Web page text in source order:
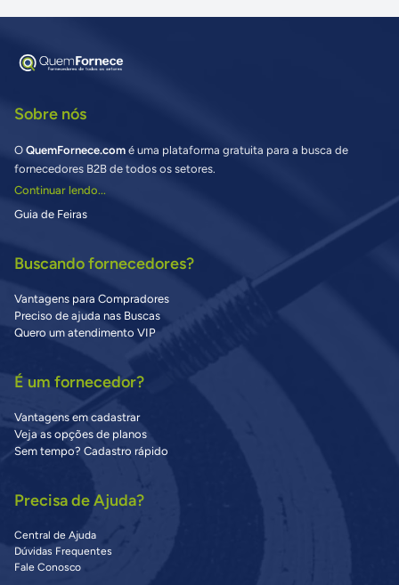
Sobre nós
O QuemFornece.com é uma plataforma gratuita para a busca de
fornecedores B2B de todos os setores.
Continuar lendo...
Guia de Feiras
Buscando fornecedores?
Vantagens para Compradores
Preciso de ajuda nas Buscas
Quero um atendimento VIP
É um fornecedor?
Vantagens em cadastrar
Veja as opções de planos
Sem tempo? Cadastro rápido
Precisa de Ajuda?
Central de Ajuda
Dúvidas Frequentes
Fale Conosco